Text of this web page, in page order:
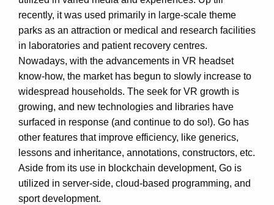
recently, it was used primarily in large-scale theme
parks as an attraction or medical and research facilities
in laboratories and patient recovery centres.
Nowadays, with the advancements in VR headset
know-how, the market has begun to slowly increase to
widespread households. The seek for VR growth is
growing, and new technologies and libraries have
surfaced in response (and continue to do so!). Go has
other features that improve efficiency, like generics,
lessons and inheritance, annotations, constructors, etc.
Aside from its use in blockchain development, Go is
utilized in server-side, cloud-based programming, and
sport development.